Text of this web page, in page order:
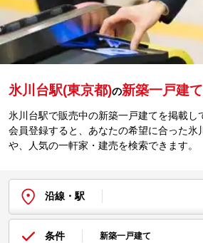
氷川台駅(東京都)の新築一戸建て
氷川台駅で販売中の新築一戸建てを掲載し
会員登録すると、あなたの希望に合った氷
や、人気の一軒家・建売を検索できます。
沿線・駅
条件 新築一戸建て